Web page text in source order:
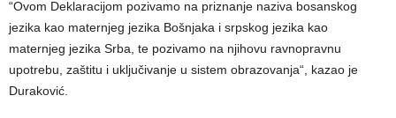
“Ovom Deklaracijom pozivamo na priznanje naziva bosanskog
jezika kao maternjeg jezika Bošnjaka i srpskog jezika kao
maternjeg jezika Srba, te pozivamo na njihovu ravnopravnu
upotrebu, zaštitu i uključivanje u sistem obrazovanja“, kazao je
Duraković.